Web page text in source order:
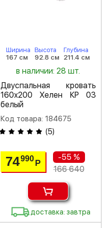
Ширина
167 см
Высота
92.8 см
Глубина
211.4 см
в наличии: 28 шт.
Двуспальная кровать
160х200 Хелен КР 03
белый
Код товара: 184675
(5)
74990 Р
-55 %
166 640
доставка: завтра